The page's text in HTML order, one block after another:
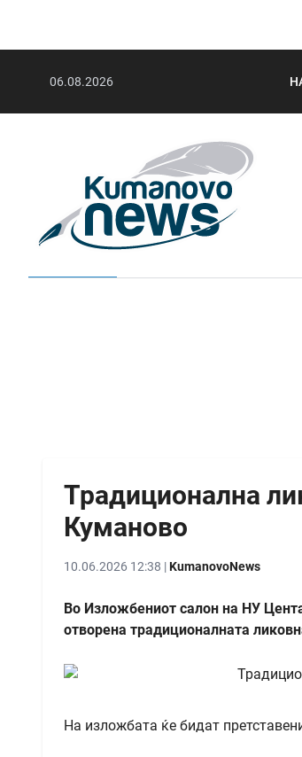
06.08.2026
Традиционална
Куманово
10.06.2026 12:38 |KumanovoNews
Во Изложбениот салон на НУ
отворена традиционалната
На изложбата ќе бидат